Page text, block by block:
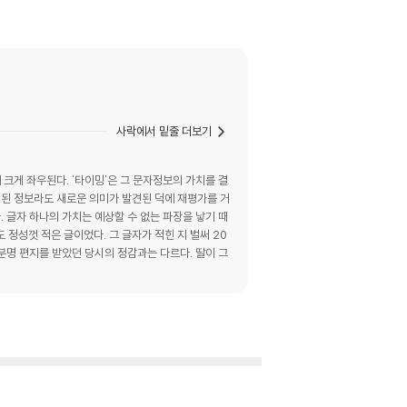
게 좌우된다. '타이밍'은 그 문자정보의 가치를 결
정보라도 새로운 의미가 발견된 덕에 재평가를 거
자 하나의 가치는 예상할 수 없는 파장을 낳기 때
정성껏 적은 글이었다. 그 글자가 적힌 지 벌써 20
편지를 받았던 당시의 정감과는 다르다. 딸이 그
사락에서 밑줄 더보기